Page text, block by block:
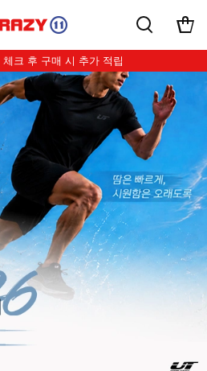
체크 후 구매 시 추가 적립